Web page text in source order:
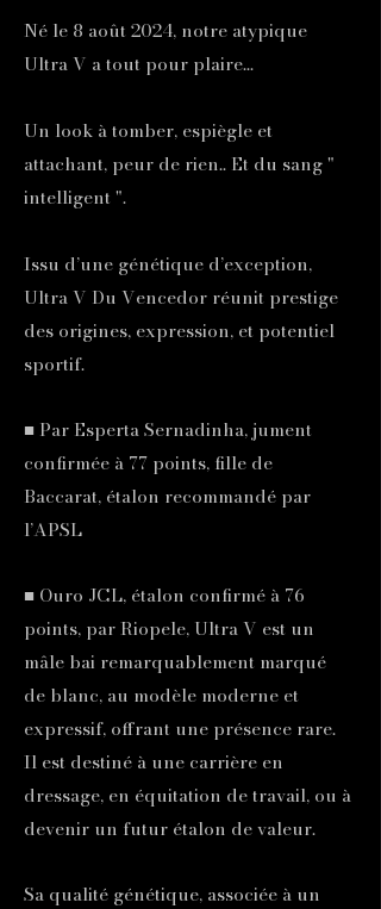
Né le 8 août 2024, notre atypique
Ultra V a tout pour plaire...
Un look à tomber, espiègle et
attachant, peur de rien.. Et du sang "
intelligent ".
Issu d’une génétique d’exception,
Ultra V Du Vencedor réunit prestige
des origines, expression, et potentiel
sportif.
■ Par Esperta Sernadinha, jument
confirmée à 77 points, fille de
Baccarat, étalon recommandé par
l’APSL
■ Ouro JCL, étalon confirmé à 76
points, par Riopele, Ultra V est un
mâle bai remarquablement marqué
de blanc, au modèle moderne et
expressif, offrant une présence rare.
Il est destiné à une carrière en
dressage, en équitation de travail, ou à
devenir un futur étalon de valeur.
Sa qualité génétique, associée à un